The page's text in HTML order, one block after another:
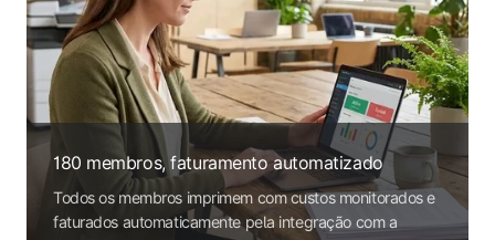
180 membros, faturamento automatizado
Todos os membros imprimem com custos monitorados e
faturados automaticamente pela integração com a